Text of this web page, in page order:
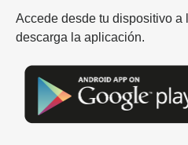
Accede desde tu dispositivo a
descarga la aplicación.